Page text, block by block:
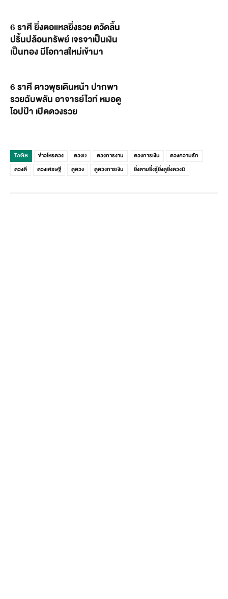
6 ราศี ยิ่งตอแหลยิ่งรวย ตวัดลิ้น
ปริ้นปล้อนทรัพย์ เจรจาเป็นเงิน
เป็นทอง มีโอกาสใหม่เข้ามา
6 ราศี ดาวพุธเดินหน้า ปากพา
รวยฉับพลัน อาจารย์ไวท์ หมอดู
โอปป้า เปิดดวงรวย
TAGS ข่าวโหรดวง ดวงD ดวงการงาน ดวงการเงิน
ดวงความรัก
ดวงดี
ดวงเศรษฐี ดูดวง ดูดวงการเงิน ยิ่งตามยิ่งรู้ยิ่งดูยิ่งดวงD